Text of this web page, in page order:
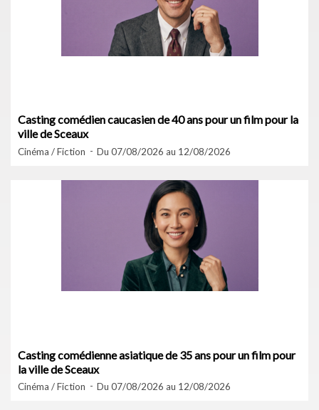
Casting comédien caucasien de 40 ans pour un film pour la
ville de Sceaux
Cinéma / Fiction Du 07/08/2026 au 12/08/2026
Casting comédienne asiatique de 35 ans pour un film pour
la ville de Sceaux
Cinéma / Fiction Du 07/08/2026 au 12/08/2026